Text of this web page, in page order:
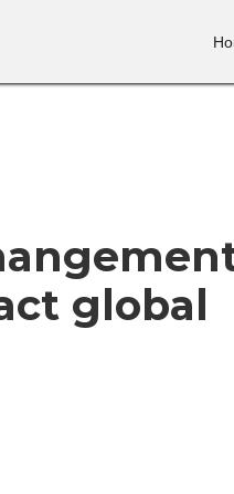
global